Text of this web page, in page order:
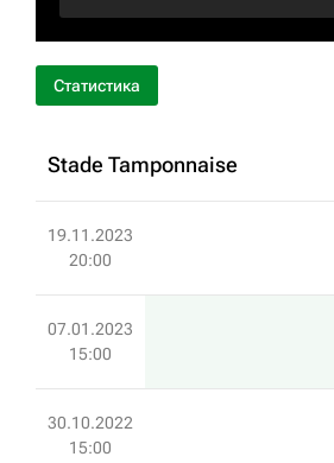
Статистика
Stade Tamponnaise
19.11.2023
20:00
07.01.2023
15:00
30.10.2022
15:00